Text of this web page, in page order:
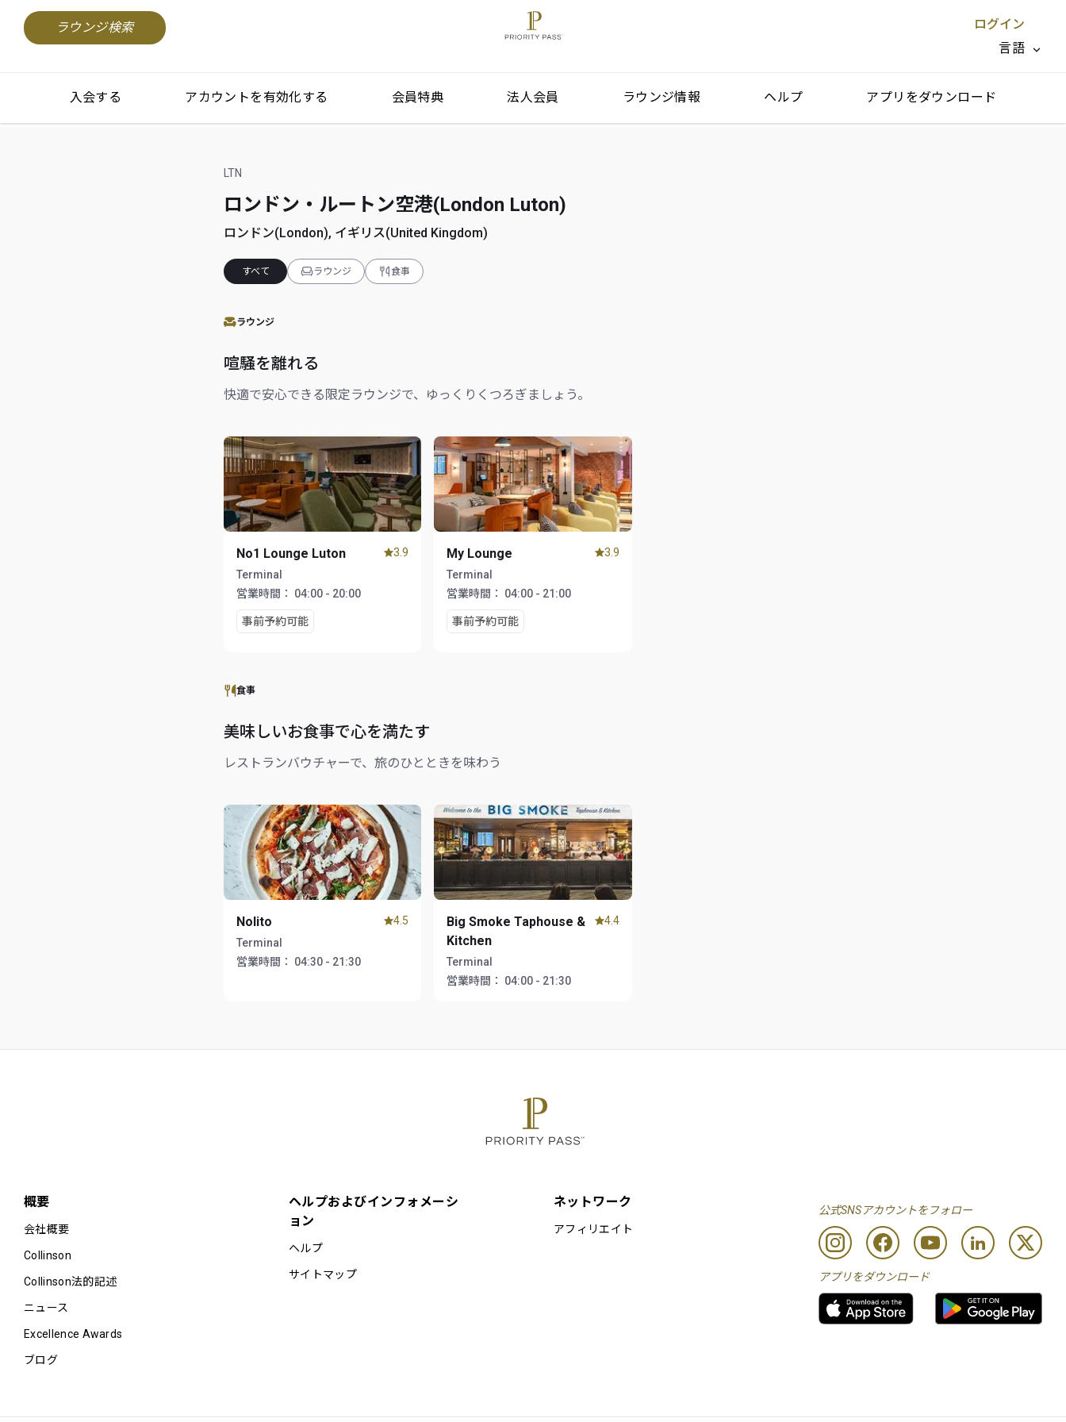
ラウンジ検索
ログイン
言語
閉じる X
入会する アカウントを有効化する 会員特典 法人会員 ラウンジ情報 ヘルプ アプリをダウンロード
LTN
ロンドン・ルートン空港(London Luton)
ロンドン(London), イギリス(United Kingdom)
すべて ラウンジ 食事
ラウンジ
喧騒を離れる
快適で安心できる限定ラウンジで、ゆっくりくつろぎましょう。
No1 Lounge Luton
Terminal
営業時間：
04:00 - 20:00
事前予約可能
3.9 My Lounge
Terminal
営業時間：
04:00 - 21:00
事前予約可能
3.9
食事
美味しいお食事で心を満たす
レストランバウチャーで、旅のひとときを味わう
Nolito
Terminal
営業時間：
04:30 - 21:30
4.5
Big Smoke Taphouse &
Kitchen
Terminal
営業時間：
04:00 - 21:30
4.4
概要
会社概要
Collinson
Collinson法的記述
ニュース
Excellence Awards
ブログ
ヘルプおよびインフォメーシ
ョン
ヘルプ
サイトマップ
ネットワーク
アフィリエイト
公式SNSアカウントをフォロー
アプリをダウンロード